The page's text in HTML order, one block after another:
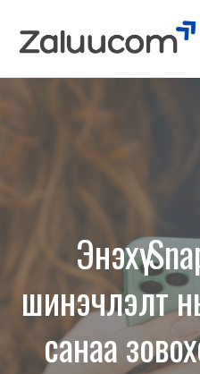
Энэхүү
шинэчлэлт
санаа